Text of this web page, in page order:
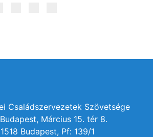
Családszervezetek Szövetsége
Március 15. tér 8.
Budapest, Pf: 139/1